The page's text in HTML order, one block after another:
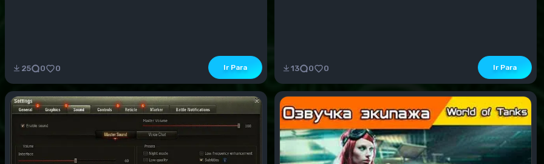
25 0 0 Ir Para 13 0 0 Ir Para